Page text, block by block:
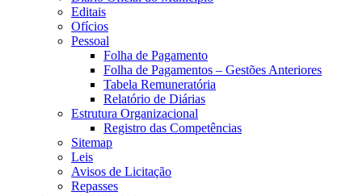
Editais
Ofícios
Pessoal
Folha de Pagamento
Folha de Pagamentos – Gestões Anteriores
Tabela Remuneratória
Relatório de Diárias
Estrutura Organizacional
Registro das Competências
Sitemap
Leis
Avisos de Licitação
Repasses